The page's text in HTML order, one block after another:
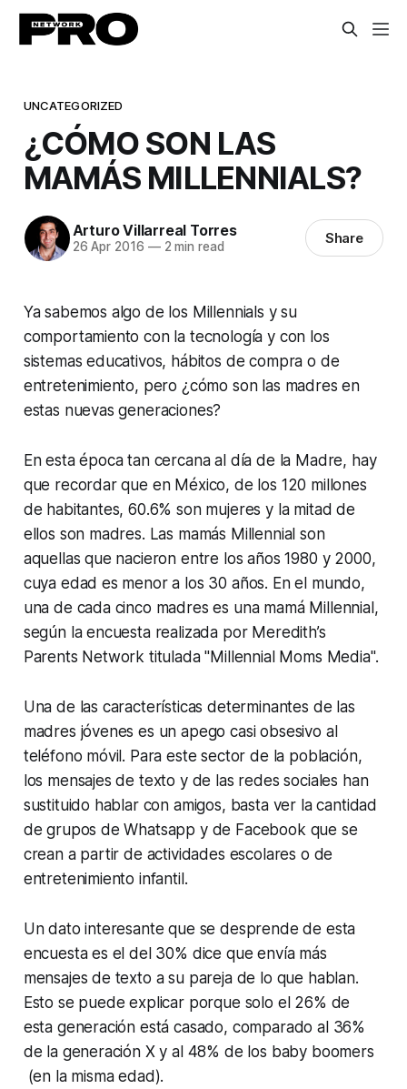
UNCATEGORIZED
¿CÓMO SON LAS
MAMÁS MILLENNIALS?
Arturo Villarreal Torres
26 Apr 2016 —2 min read Share
Ya sabemos algo de los Millennials y su
comportamiento con la tecnología y con los
sistemas educativos, hábitos de compra o de
entretenimiento, pero ¿cómo son las madres en
estas nuevas generaciones?
En esta época tan cercana al día de la Madre, hay
que recordar que en México, de los 120 millones
de habitantes, 60.6% son mujeres y la mitad de
ellos son madres. Las mamás Millennial son
aquellas que nacieron entre los años 1980 y 2000,
cuya edad es menor a los 30 años. En el mundo,
una de cada cinco madres es una mamá Millennial,
según la encuesta realizada por Meredith’s
Parents Network titulada "Millennial Moms Media".
Una de las características determinantes de las
madres jóvenes es un apego casi obsesivo al
teléfono móvil. Para este sector de la población,
los mensajes de texto y de las redes sociales han
sustituido hablar con amigos, basta ver la cantidad
de grupos de Whatsapp y de Facebook que se
crean a partir de actividades escolares o de
entretenimiento infantil.
Un dato interesante que se desprende de esta
encuesta es el del 30% dice que envía más
mensajes de texto a su pareja de lo que hablan.
Esto se puede explicar porque solo el 26% de
esta generación está casado, comparado al 36%
de la generación X y al 48% de los baby boomers
(en la misma edad).